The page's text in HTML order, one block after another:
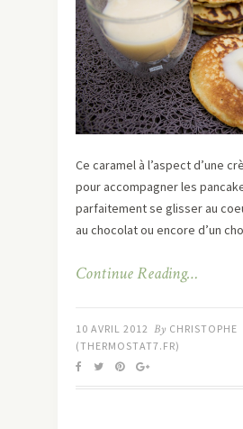
Ce caramel à l’aspect d’une
pour accompagner les
parfaitement se glisser au
au chocolat ou encore d’un
Continue Reading…
10 AVRIL 2012 By CHRISTOPHE
(THERMOSTAT7.FR)